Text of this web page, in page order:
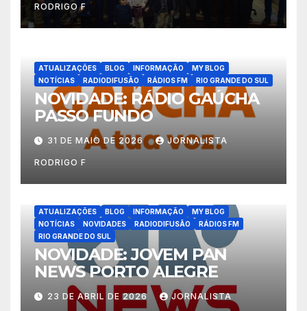
RODRIGO F
ATUALIZAÇÕES BLOG INFORMAÇÃO
MY BLOG
NOTÍCIAS
RADIODIFUSÃO RÁDIOS FM RIO GRANDE DO SUL
NOVIDADE: RÁDIO GAÚCHA
PASSO FUNDO
31 DE MAIO DE 2026 JORNALISTA
RODRIGO F
ATUALIZAÇÕES BLOG INFORMAÇÃO
MY BLOG
NOTÍCIAS
NOVIDADES RADIODIFUSÃO
RÁDIOS FM
RIO GRANDE DO SUL
NOVIDADE: JOVEM PAN
NEWS PORTO ALEGRE
23 DE ABRIL DE 2026 JORNALISTA